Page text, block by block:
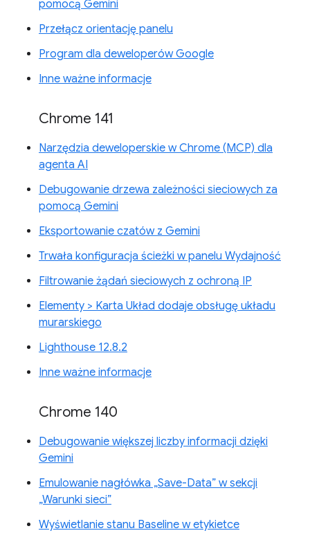
pomocą Gemini
Przełącz orientację panelu
Program dla deweloperów Google
Inne ważne informacje
Chrome 141
Narzędzia deweloperskie w Chrome (MCP) dla
agenta AI
Debugowanie drzewa zależności sieciowych za
pomocą Gemini
Eksportowanie czatów z Gemini
Trwała konfiguracja ścieżki w panelu Wydajność
Filtrowanie żądań sieciowych z ochroną IP
Elementy > Karta Układ dodaje obsługę układu
murarskiego
Lighthouse 12.8.2
Inne ważne informacje
Chrome 140
Debugowanie większej liczby informacji dzięki
Gemini
Emulowanie nagłówka „Save-Data” w sekcji
„Warunki sieci”
Wyświetlanie stanu Baseline w etykietce